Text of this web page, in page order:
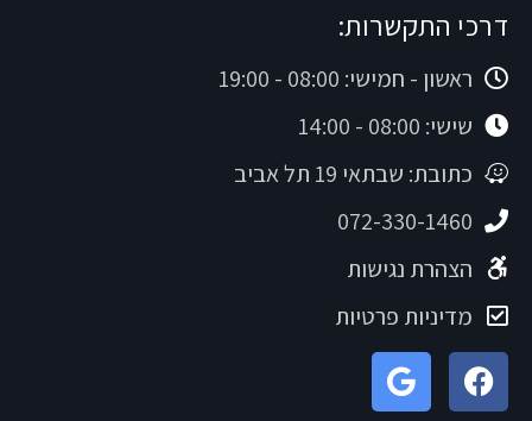
דרכי התקשרות:
ראשון - חמישי: 08:00 - 19:00
שישי: 08:00 - 14:00
כתובת: שבתאי 19 תל אביב
072-330-1460
הצהרת נגישות
מדיניות פרטיות